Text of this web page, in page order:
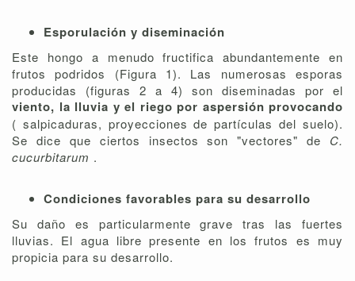
Esporulación y diseminación
Este hongo a menudo fructifica abundantemente en
frutos podridos (Figura 1). Las numerosas esporas
producidas (figuras 2 a 4) son diseminadas por el
viento, la lluvia y el riego por aspersión provocando
( salpicaduras, proyecciones de partículas del suelo).
Se dice que ciertos insectos son "vectores" de C.
cucurbitarum .
Condiciones favorables para su desarrollo
Su daño es particularmente grave tras las fuertes
lluvias. El agua libre presente en los frutos es muy
propicia para su desarrollo.